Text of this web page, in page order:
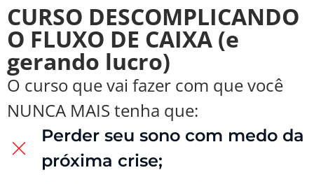
CURSO DESCOMPLICANDO
O FLUXO DE CAIXA (e
gerando lucro)
O curso que vai fazer com que você
NUNCA MAIS tenha que:
Perder seu sono com medo da
próxima crise;